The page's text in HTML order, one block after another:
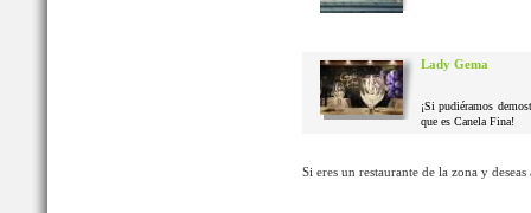
Lady Gema
¡Si pudiéramos
que es Canela Fina!
Si eres un restaurante de la zona y